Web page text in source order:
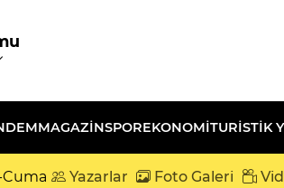
MAGAZİNSPOREKONOMİTURISTIK
Yazarlar Foto Galeri